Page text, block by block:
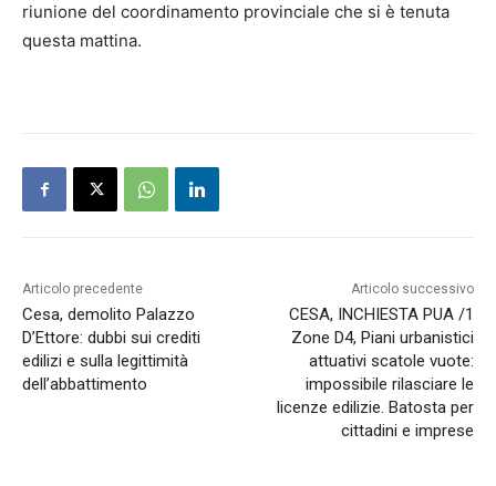
riunione del coordinamento provinciale che si è tenuta
questa mattina.
Articolo precedente
Cesa, demolito Palazzo
D’Ettore: dubbi sui crediti
edilizi e sulla legittimità
dell’abbattimento
Articolo successivo
CESA, INCHIESTA PUA /1
Zone D4, Piani urbanistici
attuativi scatole vuote:
impossibile rilasciare le
licenze edilizie. Batosta per
cittadini e imprese